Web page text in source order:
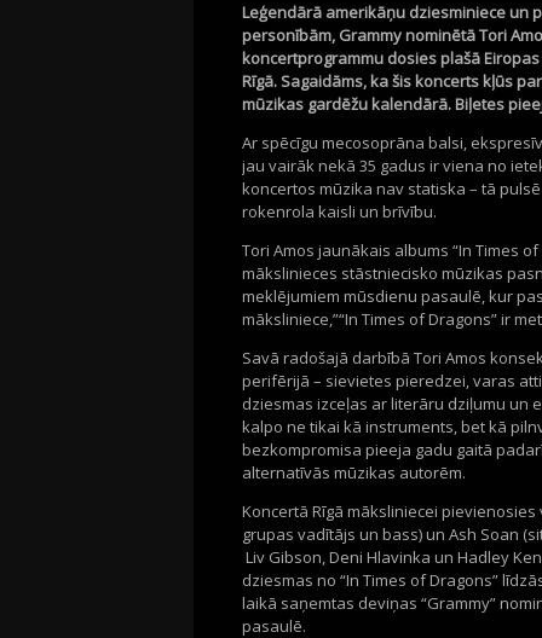
Leģendārā amerikāņu dziesminiece un
personībām, GrammynominētāTori
koncertprogrammu dosies plašā
Rīgā. Sagaidāms, ka šis koncerts kļūs
mūzikas gardēžu kalendārā.Biļetes
Ar spēcīgu mecosoprāna balsi,
jau vairāk nekā 35 gadus ir viena no
koncertos mūzika nav statiska – tā
rokenrola kaisli un brīvību.
Tori Amos jaunākais albums “In Times of
mākslinieces stāstniecisko mūzikas
meklējumiem mūsdienu pasaulē, kur
māksliniece,”“In Times ofDragons” irme
Savā radošajā darbībā Tori Amos
perifērijā – sievietes pieredzei, varas
dziesmas izceļas ar literāru dziļumu un
kalpo ne tikai kā instruments, bet kā
bezkompromisa pieeja gadu gaitā
alternatīvās mūzikas autorēm.
Koncertā Rīgā māksliniecei pievienosies
grupas vadītājs un bass)un Ash Soan (s
Liv Gibson,Deni Hlavinka un HadleyKen
dziesmas no “In Times ofDragons”
laikā saņemtas deviņas “Grammy”n
pasaulē.